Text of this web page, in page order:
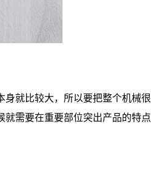
就比较大，所以要把整个机械
需要在重要部位突出产品的特